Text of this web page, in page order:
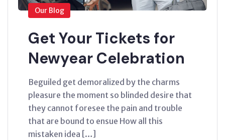
Our Blog
Get Your Tickets for
Newyear Celebration
Beguiled get demoralized by the charms
pleasure the moment so blinded desire that
they cannot foresee the pain and trouble
that are bound to ensue How all this
mistaken idea […]